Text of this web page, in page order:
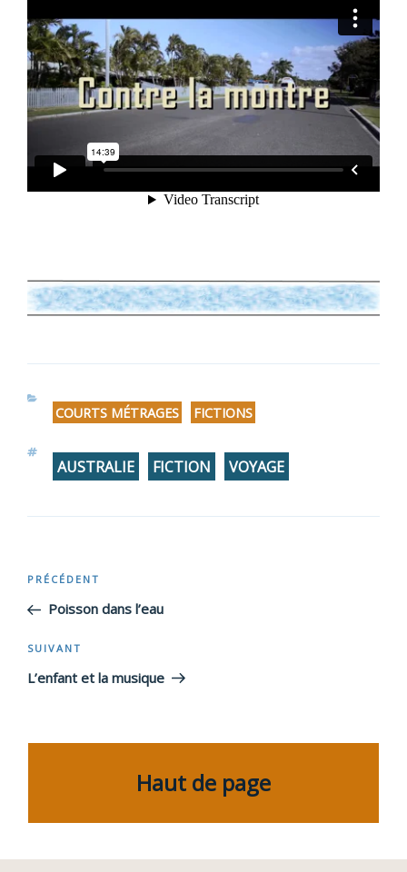
CATÉGORIES
COURTS MÉTRAGES FICTIONS
ÉTIQUETTES
AUSTRALIE FICTION VOYAGE
Navigation
de
l’article
Article
précédent
PRÉCÉDENT
Poisson dans l’eau
Article
suivant
SUIVANT
L’enfant et la musique
Haut de page